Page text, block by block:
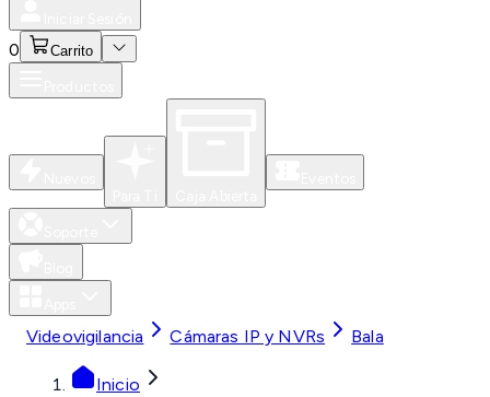
0 Carrito
Videovigilancia Cámaras IP y NVRs Bala
Inicio